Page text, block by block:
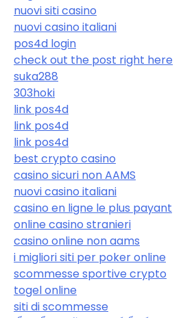
nuovi siti casino
nuovi casino italiani
pos4d login
check out the post right here
suka288
303hoki
link pos4d
link pos4d
link pos4d
best crypto casino
casino sicuri non AAMS
nuovi casino italiani
casino en ligne le plus payant
online casino stranieri
casino online non aams
i migliori siti per poker online
scommesse sportive crypto
togel online
siti di scommesse